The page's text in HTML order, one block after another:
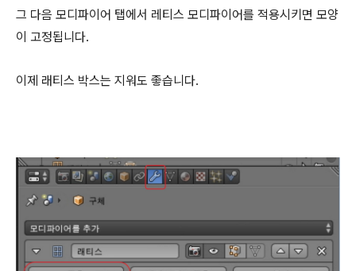
그 다음 모디파이어 탭에서 레티스 모디파이어를 적용시키면 모양
이 고정됩니다.
이제 래티스 박스는 지워도 좋습니다.